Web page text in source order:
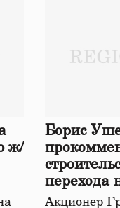
ж/
Борис
перехода
железной
Акционер